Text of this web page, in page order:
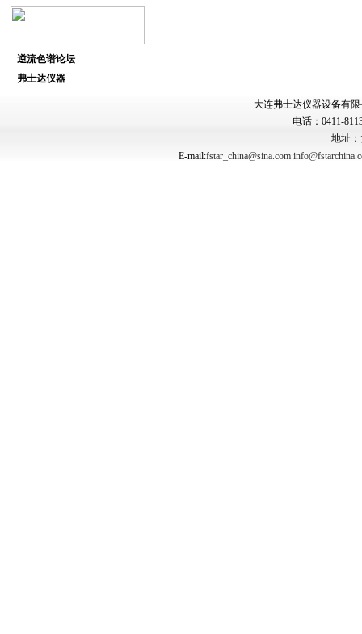
大连弗士达仪器设备有限
电话：0411-
地址
E-mail:fstar_china@sina.com